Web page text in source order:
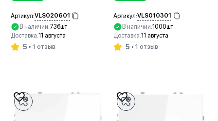
Артикул:VLS020601
В наличии:736шт
Доставка:11 августа
5 1 отзыв
Артикул:VLS010301
В наличии:1000шт
Доставка:11 августа
5 1 отзыв